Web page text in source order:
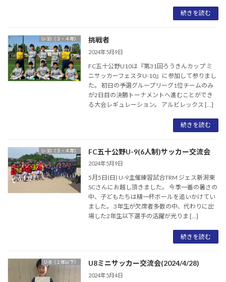
続きを読む
U-10（３・４年） 挑戦者
2024年5月9日
FC五十公野U10は『第31回ろうきんカップ ミ
ニサッカーフェスタU-10』に参加して参りまし
た。 初日の予選グループリーグ1位チームのみ
が2日目の決勝トーナメントへ進むことができ
る大会レギュレーション。 アルビレックス […]
続きを読む
U-10（３・４年） FC五十公野U-9(6人制)サッカー交流会
2024年5月9日
5月5日(日) U-9主催練習試合TRM ジェス新潟東
SCさんにお越し頂きました。 今季一番の暑さの
中、子どもたちは精一杯ボールを追いかけてい
ました。 3年生が欠席者多数の中、代わりに出
場した2年生以下選手の活躍が光りま […]
続きを読む
U-8（２年以下） U8ミニサッカー交流会(2024/4/28)
2024年5月4日